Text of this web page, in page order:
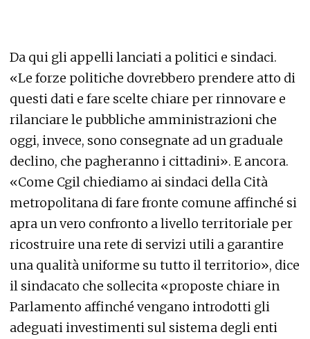
Da qui gli appelli lanciati a politici e sindaci.
«Le forze politiche dovrebbero prendere atto di
questi dati e fare scelte chiare per rinnovare e
rilanciare le pubbliche amministrazioni che
oggi, invece, sono consegnate ad un graduale
declino, che pagheranno i cittadini». E ancora.
«Come Cgil chiediamo ai sindaci della Cità
metropolitana di fare fronte comune affinché si
apra un vero confronto a livello territoriale per
ricostruire una rete di servizi utili a garantire
una qualità uniforme su tutto il territorio», dice
il sindacato che sollecita «proposte chiare in
Parlamento affinché vengano introdotti gli
adeguati investimenti sul sistema degli enti